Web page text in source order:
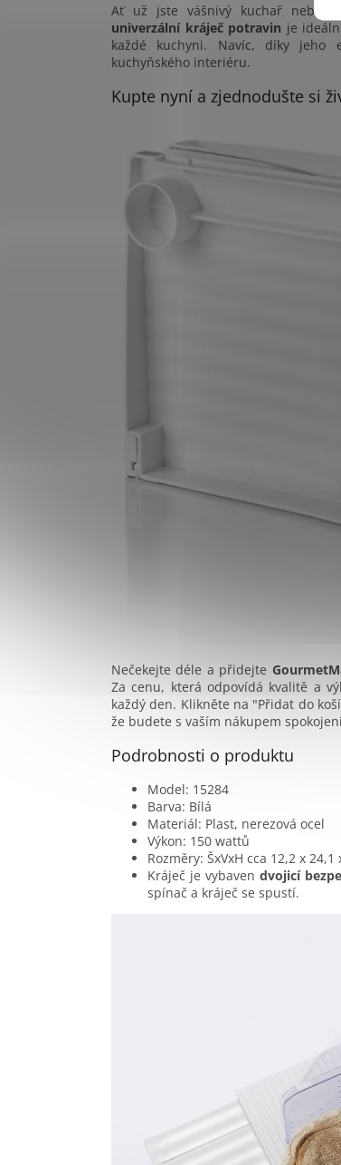
Ať už jste vášnivý kuchař nebo
univerzální kráječ potravin je
každé kuchyni. Navíc, díky jeho
kuchyňského interiéru.
Kupte nyní a zjednodušte si
Nečekejte déle a přidejte
Za cenu, která odpovídá kvalitě a
každý den. Klikněte na "Přidat do
že budete s vaším nákupem
Podrobnosti o produktu
Model: 15284
Barva: Bílá
Materiál: Plast, nerezová ocel
Výkon: 150 wattů
Rozměry: ŠxVxH cca 12,2 x 24,1
Kráječ je vybaven dvojicí
spínač a kráječ se spustí.